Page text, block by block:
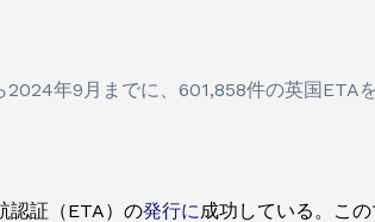
年9月までに、601,858件の英国ETA
認証（ETA）の発行に成功している。こ